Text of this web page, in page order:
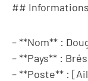
##
– **Nom** :
– **Pays** :
– **Poste** :